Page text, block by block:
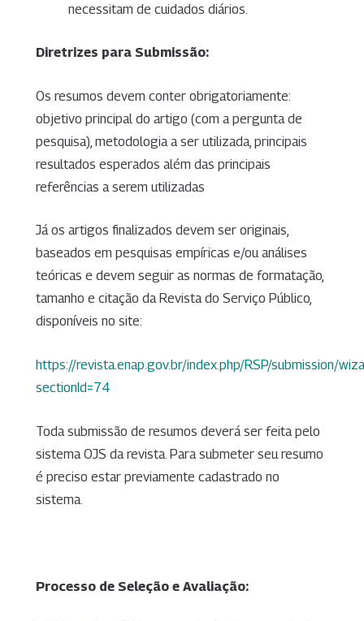
necessitam de cuidados diários.
Diretrizes para Submissão:
Os resumos devem conter obrigatoriamente:
objetivo principal do artigo (com a pergunta de
pesquisa), metodologia a ser utilizada, principais
resultados esperados além das principais
referências a serem utilizadas
Já os artigos finalizados devem ser originais,
baseados em pesquisas empíricas e/ou análises
teóricas e devem seguir as normas de formatação,
tamanho e citação da Revista do Serviço Público,
disponíveis no site:
https://revista.enap.gov.br/index.php/RSP/submission/
sectionId=74
Toda submissão de resumos deverá ser feita pelo
sistema OJS da revista. Para submeter seu resumo
é preciso estar previamente cadastrado no
sistema.
Processo de Seleção e Avaliação: